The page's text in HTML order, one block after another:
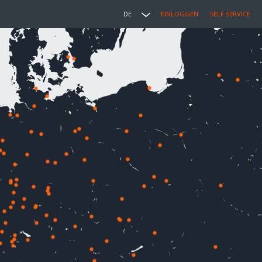
DE EINLOGGEN SELF SERVICE